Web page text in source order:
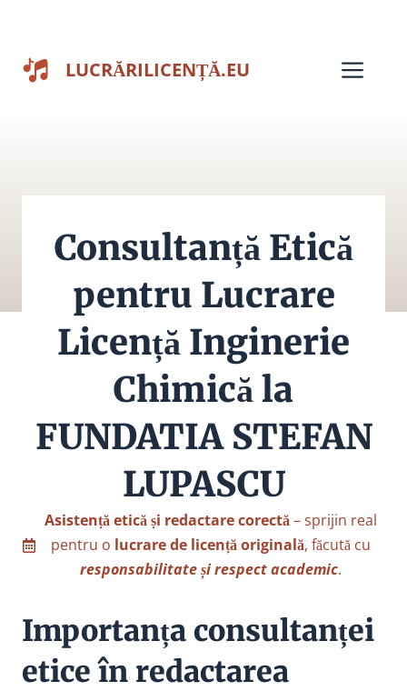
conținut
LUCRĂRILICENȚĂ.EU
Consultanță Etică
pentru Lucrare
Licență Inginerie
Chimică la
FUNDATIA STEFAN
LUPASCU
Asistență etică și redactare corectă– sprijin real
pentru o lucrare de licență originală, făcută cu
responsabilitate și respect academic.
Importanța consultanței
etice în redactarea